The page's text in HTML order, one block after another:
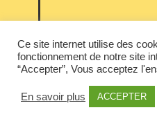
Ce site internet utilise des
fonctionnement de notre site
“Accepter”, Vous acceptez
En savoir plus ACCEPTER